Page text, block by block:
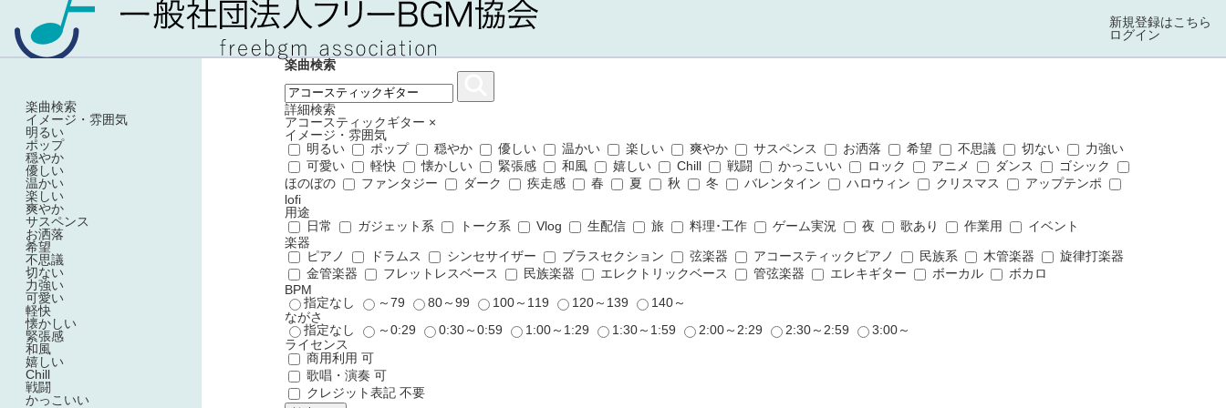
新規登録はこちら
ログイン
楽曲検索
イメージ・雰囲気
明るい
ポップ
穏やか
優しい
温かい
楽しい
爽やか
サスペンス
お洒落
希望
不思議
切ない
力強い
可愛い
軽快
懐かしい
緊張感
和風
嬉しい
Chill
戦闘
かっこいい
楽曲検索
詳細検索
アコースティックギター ×
イメージ・雰囲気
明るい
ポップ 穏やか 優しい 温かい 楽しい 爽やか サスペンス お洒落 希望 不思議 切ない
力強い
可愛い
軽快 懐かしい 緊張感 和風 嬉しい Chill 戦闘 かっこいい ロック アニメ ダンス
ゴシック
ほのぼの
ファンタジー ダーク 疾走感 春 夏 秋 冬 バレンタイン ハロウィン クリスマス
アップテンポ
lofi
用途
日常
ガジェット系 トーク系 Vlog 生配信 旅 料理･工作 ゲーム実況 夜 歌あり 作業用
イベント
楽器
ピアノ
ドラムス シンセサイザー ブラスセクション 弦楽器 アコースティックピアノ 民族系 木管楽器
旋律打楽器
金管楽器
フレットレスベース 民族楽器 エレクトリックベース 管弦楽器 エレキギター ボーカル
ボカロ
BPM
指定なし
～79 80～99 100～119 120～139
140～
ながさ
指定なし
～0:29 0:30～0:59 1:00～1:29 1:30～1:59 2:00～2:29 2:30～2:59
3:00～
ライセンス
商用利用 可
歌唱・演奏 可
クレジット表記 不要